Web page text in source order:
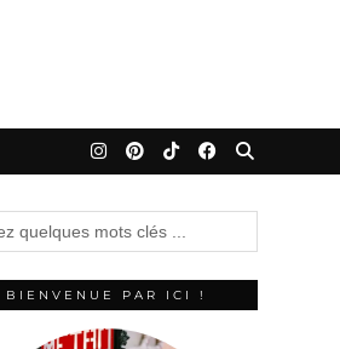
BIENVENUE PAR ICI !